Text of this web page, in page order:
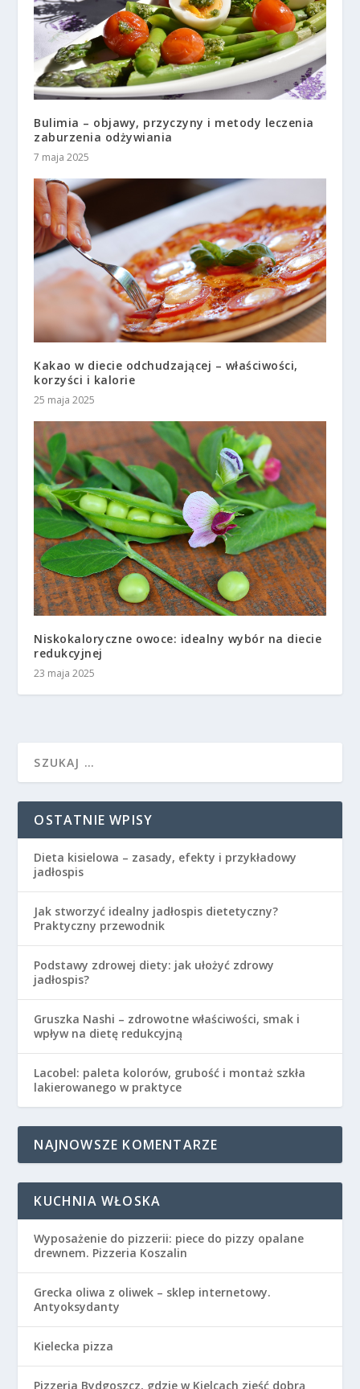
Bulimia – objawy, przyczyny i metody leczenia
zaburzenia odżywiania
7 maja 2025
Kakao w diecie odchudzającej – właściwości,
korzyści i kalorie
25 maja 2025
Niskokaloryczne owoce: idealny wybór na diecie
redukcyjnej
23 maja 2025
OSTATNIE WPISY
Dieta kisielowa – zasady, efekty i przykładowy
jadłospis
Jak stworzyć idealny jadłospis dietetyczny?
Praktyczny przewodnik
Podstawy zdrowej diety: jak ułożyć zdrowy
jadłospis?
Gruszka Nashi – zdrowotne właściwości, smak i
wpływ na dietę redukcyjną
Lacobel: paleta kolorów, grubość i montaż szkła
lakierowanego w praktyce
NAJNOWSZE KOMENTARZE
KUCHNIA WŁOSKA
Wyposażenie do pizzerii: piece do pizzy opalane
drewnem. Pizzeria Koszalin
Grecka oliwa z oliwek – sklep internetowy.
Antyoksydanty
Kielecka pizza
Pizzeria Bydgoszcz, gdzie w Kielcach zjeść dobrą